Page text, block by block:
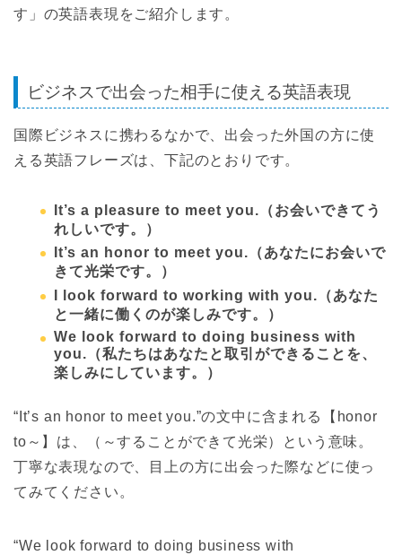
す」の英語表現をご紹介します。
ビジネスで出会った相手に使える英語表現
国際ビジネスに携わるなかで、出会った外国の方に使
える英語フレーズは、下記のとおりです。
It’s a pleasure to meet you. （お会いできてう
れしいです。）
It’s an honor to meet you. （あなたにお会いで
きて光栄です。）
I look forward to working with you. （あなた
と一緒に働くのが楽しみです。）
We look forward to doing business with
you. （私たちはあなたと取引ができることを、
楽しみにしています。）
“It’s an honor to meet you.”の文中に含まれる【honor
to～】は、（～することができて光栄）という意味。
丁寧な表現なので、目上の方に出会った際などに使っ
てみてください。
“We look forward to doing business with